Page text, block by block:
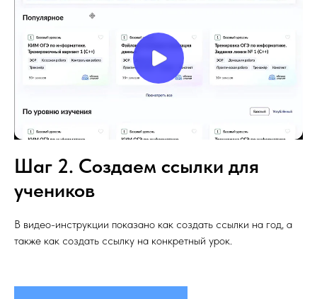
Шаг 2. Создаем ссылки для
учеников
В видео-инструкции показано как создать ссылки на год, а
также как создать ссылку на конкретный урок.